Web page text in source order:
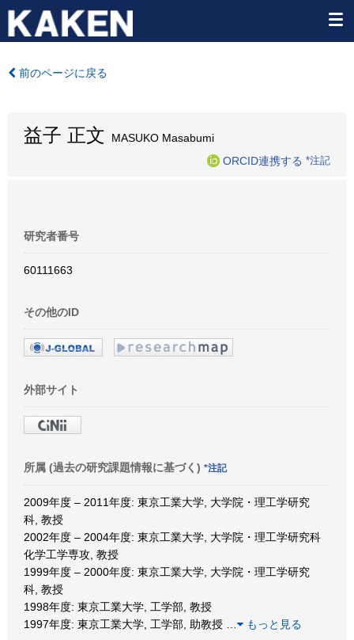
前のページに戻る
益子 正文 MASUKO Masabumi
ORCID連携する *注記
研究者番号
60111663
その他のID
外部サイト
所属 (過去の研究課題情報に基づく) *注記
2009年度 – 2011年度: 東京工業大学, 大学院・理工学研究
科, 教授
2002年度 – 2004年度: 東京工業大学, 大学院・理工学研究科
化学工学専攻, 教授
1999年度 – 2000年度: 東京工業大学, 大学院・理工学研究
科, 教授
1998年度: 東京工業大学, 工学部, 教授
1997年度: 東京工業大学, 工学部, 助教授
もっと見る